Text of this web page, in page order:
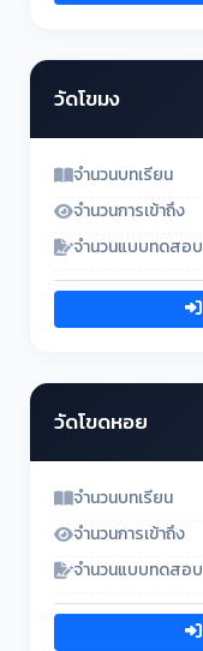
วัดโขมง
จำนวนบทเรียน
จำนวนการเข้าถึง
จำนวนแบบทดสอบ
วัดโขดหอย
จำนวนบทเรียน
จำนวนการเข้าถึง
จำนวนแบบทดสอบ